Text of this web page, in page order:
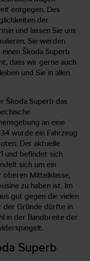
entgegen. Des
der
und lassen Sie uns
Sie werden
Škoda Superb
dass wir gerne auch
und Sie in allen
Škoda Superb das
an eine
wurde ein Fahrzeug
Der aktuelle
und befindet sich
sich um ein
oberen Mittelklasse,
zu haben ist. Im
gut gegen die vielen
der Gründe dürfte in
in der Bandbreite der
Superb